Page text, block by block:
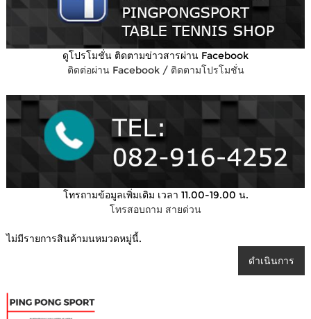
ดูโปรโมชั่น ติดตามข่าวสารผ่าน Facebook
ติดต่อผ่าน Facebook / ติดตามโปรโมชั่น
โทรถามข้อมูลเพิ่มเติม เวลา 11.00-19.00 น.
โทรสอบถาม สายด่วน
ไม่มีรายการสินค้ามนหมวดหมู่นี้.
ดำเนินการ